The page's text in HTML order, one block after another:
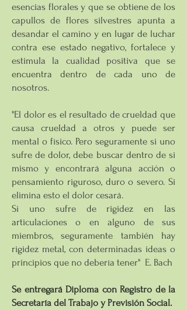
esencias florales y que se obtiene de los
capullos de flores silvestres apunta a
desandar el camino y en lugar de luchar
contra ese estado negativo, fortalece y
estimula la cualidad positiva que se
encuentra dentro de cada uno de
nosotros.
"El dolor es el resultado de crueldad que
causa crueldad a otros y puede ser
mental o físico. Pero seguramente si uno
sufre de dolor, debe buscar dentro de si
mismo y encontrará alguna acción o
pensamiento riguroso, duro o severo. Si
elimina esto el dolor cesará.
Si uno sufre de rigidez en las
articulaciones o en alguno de sus
miembros, seguramente también hay
rigidez metal, con determinadas ideas o
principios que no debería tener" E. Bach
Se entregará Diploma con Registro de la
Secretaría del Trabajo y Previsión Social.